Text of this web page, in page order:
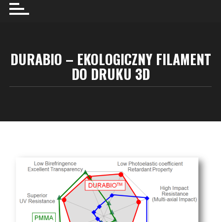
DURABIO – EKOLOGICZNY FILAMENT
DO DRUKU 3D